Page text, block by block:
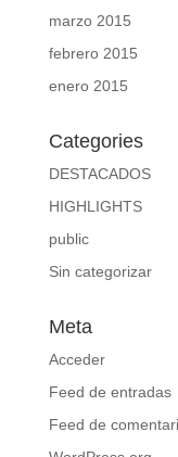
marzo 2015
febrero 2015
enero 2015
Categories
DESTACADOS
HIGHLIGHTS
public
Sin categorizar
Meta
Acceder
Feed de entradas
Feed de